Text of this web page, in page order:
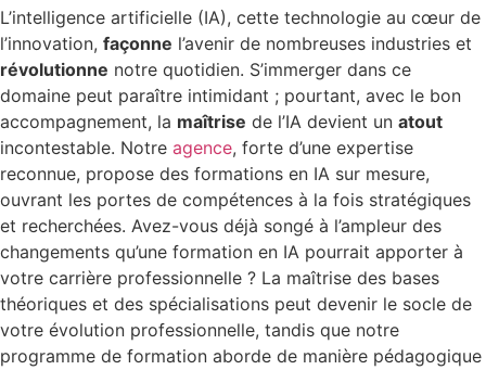
L’intelligence artificielle (IA), cette technologie au cœur de
l’innovation, façonne l’avenir de nombreuses industries et
révolutionne notre quotidien. S’immerger dans ce
domaine peut paraître intimidant ; pourtant, avec le bon
accompagnement, la maîtrise de l’IA devient un atout
incontestable. Notre agence, forte d’une expertise
reconnue, propose des formations en IA sur mesure,
ouvrant les portes de compétences à la fois stratégiques
et recherchées. Avez-vous déjà songé à l’ampleur des
changements qu’une formation en IA pourrait apporter à
votre carrière professionnelle ? La maîtrise des bases
théoriques et des spécialisations peut devenir le socle de
votre évolution professionnelle, tandis que notre
programme de formation aborde de manière pédagogique